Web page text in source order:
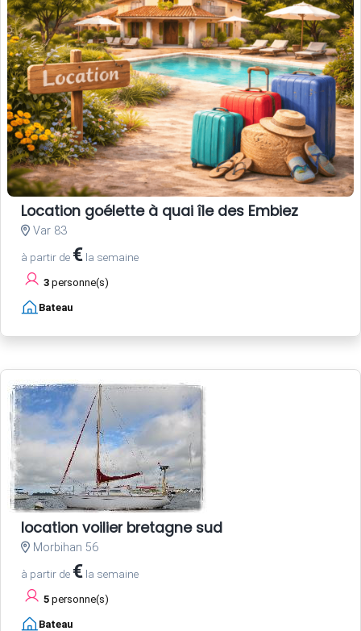
Location goélette à quai île des Embiez
Var 83
à partir de € la semaine
3 personne(s)
Bateau
location voilier bretagne sud
Morbihan 56
à partir de € la semaine
5 personne(s)
Bateau